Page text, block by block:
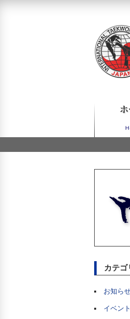
カテゴ
お知ら
イベント